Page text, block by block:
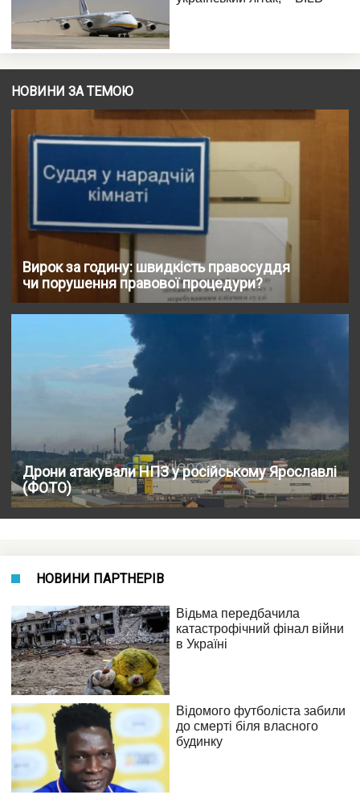
НОВИНИ ЗА ТЕМОЮ
Вирок за годину: швидкість правосуддя
чи порушення правової процедури?
Дрони атакували НПЗ у російському Ярославлі
(ФОТО)
НОВИНИ ПАРТНЕРІВ